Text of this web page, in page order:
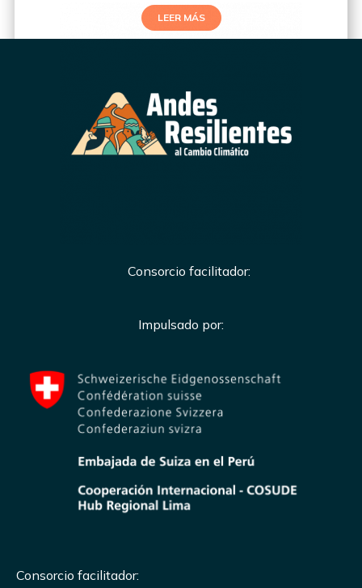
LEER MÁS
Consorcio facilitador:
Impulsado por:
Consorcio facilitador: